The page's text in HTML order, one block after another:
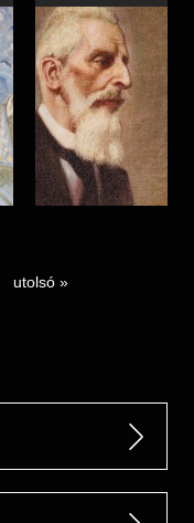
Apponyi
Albertről
utolsó
utolsó »